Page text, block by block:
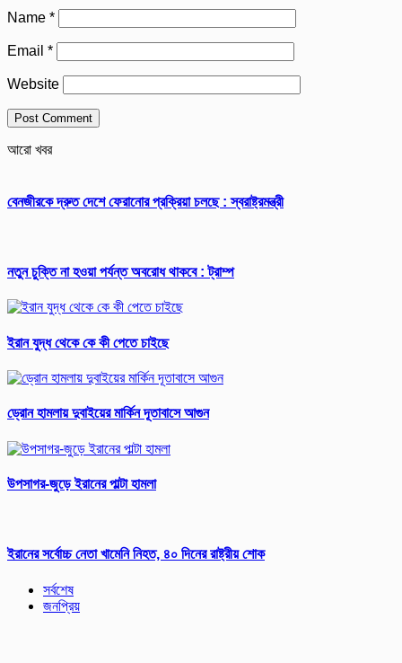
Name *
Email *
Website
আরো খবর
বেনজীরকে দ্রুত দেশে ফেরানোর প্রক্রিয়া চলছে : স্বরাষ্ট্রমন্ত্রী
নতুন চুক্তি না হওয়া পর্যন্ত অবরোধ থাকবে : ট্রাম্প
ইরান যুদ্ধ থেকে কে কী পেতে চাইছে
ড্রোন হামলায় দুবাইয়ের মার্কিন দূতাবাসে আগুন
উপসাগর-জুড়ে ইরানের পাল্টা হামলা
ইরানের সর্বোচ্চ নেতা খামেনি নিহত, ৪০ দিনের রাষ্ট্রীয় শোক
সর্বশেষ
জনপ্রিয়